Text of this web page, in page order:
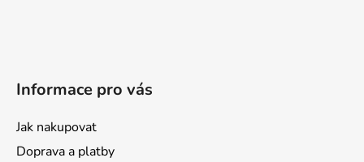
Informace pro vás
Jak nakupovat
Doprava a platby